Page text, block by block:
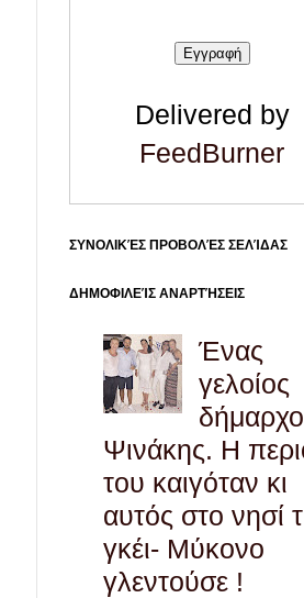
Delivered by
FeedBurner
ΣΥΝΟΛΙΚΈΣ ΠΡΟΒΟΛΈΣ ΣΕΛΊΔΑΣ
ΔΗΜΟΦΙΛΕΊΣ ΑΝΑΡΤΉΣΕΙΣ
Ένας
γελοίος
Ψινάκης. Η
του καιγόταν κι
αυτός στο νησί
γκέι- Μύκονο
γλεντούσε !